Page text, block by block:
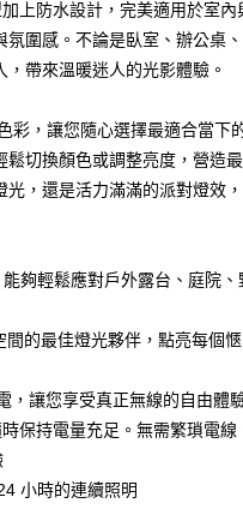
中國信託商業銀行
含以上)免運費
含以上)免運費
含以上)免運費
含以上)免運費
含以上)免運費
上防水設計，完美適用於室內
氛圍感。不論是臥室、辦公桌
帶來溫暖迷人的光影體驗。
彩，讓您隨心選擇最適合當下
鬆切換顏色或調整亮度，營造
光，還是活力滿滿的派對燈效
夠輕鬆應對戶外露台、庭院、
的最佳燈光夥伴，點亮每個愜
，讓您享受真正無線的自由體
保持電量充足。無需繁瑣電線
小時的連續照明